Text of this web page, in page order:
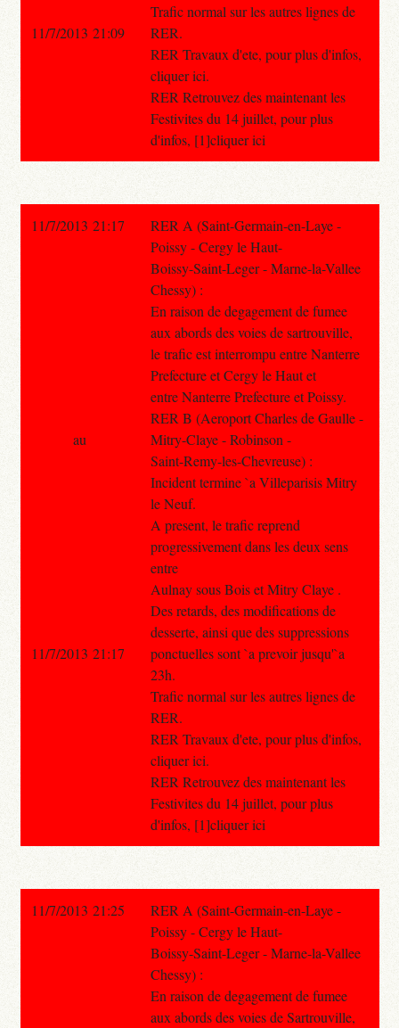
Trafic normal sur les autres lignes de
RER.
RER Travaux d'ete, pour plus d'infos,
cliquer ici.
RER Retrouvez des maintenant les
Festivites du 14 juillet, pour plus
d'infos, [1]cliquer ici
11/7/2013 21:09
11/7/2013 21:17
RER A (Saint-Germain-en-Laye -
Poissy - Cergy le Haut-
Boissy-Saint-Leger - Marne-la-Vallee
Chessy) :
En raison de degagement de fumee
aux abords des voies de sartrouville,
le trafic est interrompu entre Nanterre
Prefecture et Cergy le Haut et
entre Nanterre Prefecture et Poissy.
RER B (Aeroport Charles de Gaulle -
Mitry-Claye - Robinson -
Saint-Remy-les-Chevreuse) :
Incident termine `a Villeparisis Mitry
le Neuf.
A present, le trafic reprend
progressivement dans les deux sens
entre
Aulnay sous Bois et Mitry Claye .
Des retards, des modifications de
desserte, ainsi que des suppressions
ponctuelles sont `a prevoir jusqu'`a
23h.
Trafic normal sur les autres lignes de
RER.
RER Travaux d'ete, pour plus d'infos,
cliquer ici.
RER Retrouvez des maintenant les
Festivites du 14 juillet, pour plus
d'infos, [1]cliquer ici
au
11/7/2013 21:17
11/7/2013 21:25
RER A (Saint-Germain-en-Laye -
Poissy - Cergy le Haut-
Boissy-Saint-Leger - Marne-la-Vallee
Chessy) :
En raison de degagement de fumee
aux abords des voies de Sartrouville,